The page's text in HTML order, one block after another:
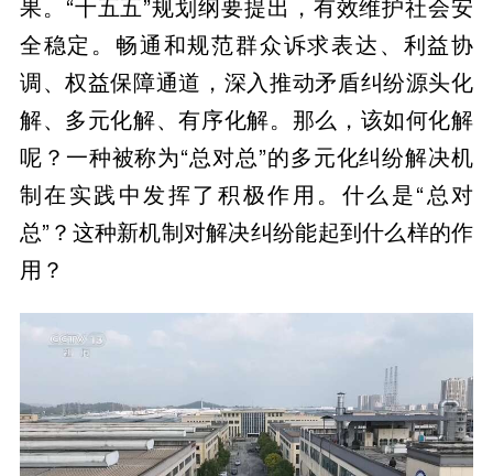
全稳定。畅通和规范群众诉求表达、利益协
调、权益保障通道，深入推动矛盾纠纷源头化
解、多元化解、有序化解。那么，该如何化解
呢？一种被称为“总对总”的多元化纠纷解决机
制在实践中发挥了积极作用。什么是“总对
总”？这种新机制对解决纠纷能起到什么样的作
用？